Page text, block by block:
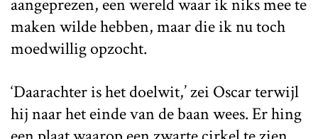
aangeprezen, een wereld waar ik niks mee te
maken wilde hebben, maar die ik nu toch
moedwillig opzocht.
‘Daarachter is het doelwit,’ zei Oscar terwijl
hij naar het einde van de baan wees. Er hing